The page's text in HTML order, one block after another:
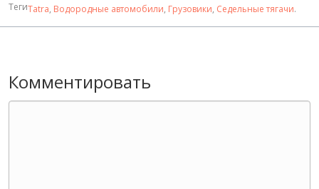
ТегиTatra, Водородные автомобили, Грузовики, Седельные тягачи.
Комментировать